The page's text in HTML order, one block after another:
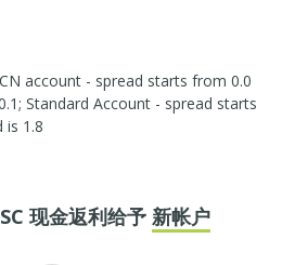
account - spread starts from 0.0
Standard Account - spread starts
is 1.8
现金返利给予新帐户